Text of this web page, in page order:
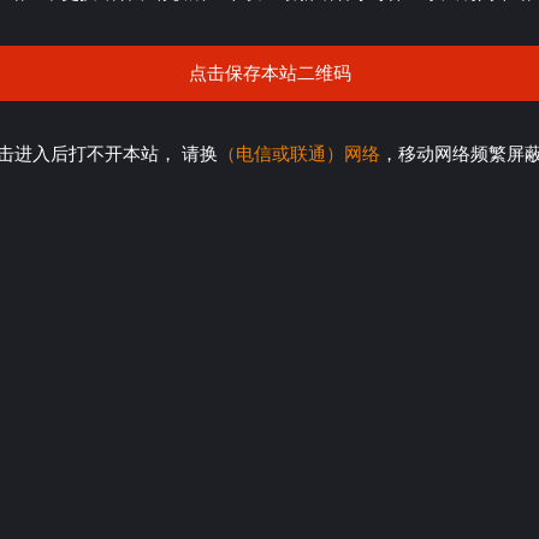
点击保存本站二维码
进入后打不开本站， 请换 （电信或联通）网络 ，移动网络频繁屏